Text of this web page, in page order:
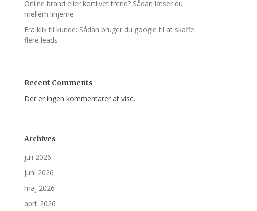
Online brand eller kortlivet trend? Sådan læser du
mellem linjerne
Fra klik til kunde: Sådan bruger du google til at skaffe
flere leads
Recent Comments
Der er ingen kommentarer at vise.
Archives
juli 2026
juni 2026
maj 2026
april 2026